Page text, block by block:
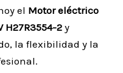
el Motor eléctrico
2 y
la flexibilidad y la